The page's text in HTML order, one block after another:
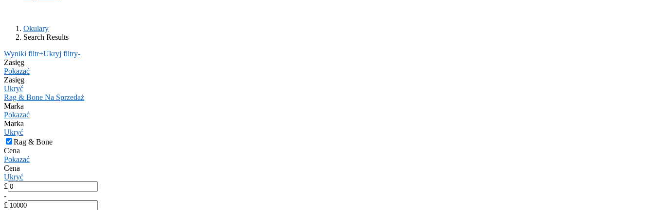
Okulary
Search Results
Wyniki filtr+Ukryj filtry-
Zasięg
Pokazać
Zasięg
Ukryć
Rag & Bone Na Sprzedaż
Marka
Pokazać
Marka
Ukryć
Rag & Bone
Cena
Pokazać
Cena
Ukryć
£
-
£